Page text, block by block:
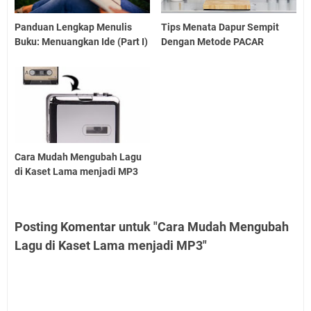
Panduan Lengkap Menulis
Buku: Menuangkan Ide (Part I)
Tips Menata Dapur Sempit
Dengan Metode PACAR
Cara Mudah Mengubah Lagu
di Kaset Lama menjadi MP3
Posting Komentar untuk "Cara Mudah Mengubah
Lagu di Kaset Lama menjadi MP3"